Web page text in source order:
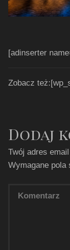
[adinserter
Zobacz
Dodaj
Twój adres
Wymagane